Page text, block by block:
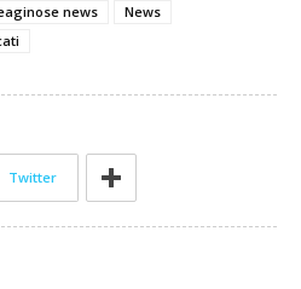
news
News
Twitter